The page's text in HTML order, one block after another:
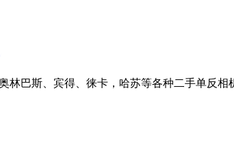
巴斯、宾得、徕卡，哈苏等各种二手单反相